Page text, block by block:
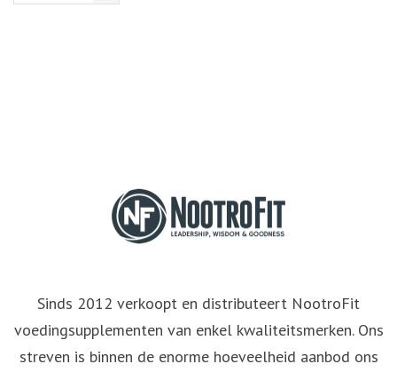
Sinds 2012 verkoopt en distributeert NootroFit
voedingsupplementen van enkel kwaliteitsmerken. Ons
streven is binnen de enorme hoeveelheid aanbod ons